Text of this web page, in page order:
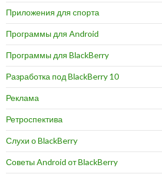
Приложения для спорта
Программы для Android
Программы для BlackBerry
Разработка под BlackBerry 10
Реклама
Ретроспектива
Слухи о BlackBerry
Советы Android от BlackBerry